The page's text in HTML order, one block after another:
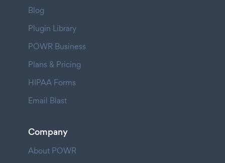
Blog
Plugin Library
POWR Business
Plans & Pricing
HIPAA Forms
Email Blast
Company
About POWR